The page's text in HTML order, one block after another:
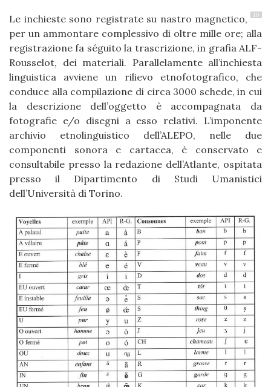
10
Le inchieste sono registrate su nastro magnetico,
per un ammontare complessivo di oltre mille ore; alla
registrazione fa séguito la trascrizione, in grafia ALF-
Rousselot, dei materiali. Parallelamente all’inchiesta
linguistica avviene un rilievo etnofotografico, che
conduce alla compilazione di circa 3000 schede, in cui
la descrizione dell’oggetto è accompagnata da
fotografie e/o disegni a esso relativi. L’imponente
archivio etnolinguistico dell’ALEPO, nelle due
componenti sonora e cartacea, è conservato e
consultabile presso la redazione dell’Atlante, ospitata
presso il Dipartimento di Studi Umanistici
dell’Università di Torino.